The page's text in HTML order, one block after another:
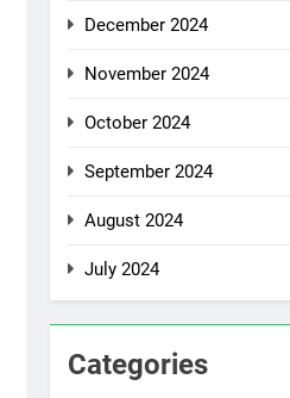
December 2024
November 2024
October 2024
September 2024
August 2024
July 2024
Categories